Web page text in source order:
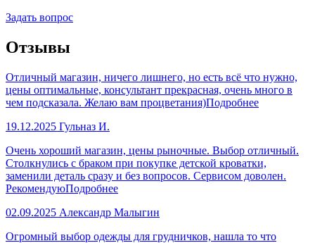
Задать вопрос
Отзывы
Отличный магазин, ничего лишнего, но есть всё что нужно,
цены оптимальные, консультант прекрасная, очень много в
чем подсказала. Желаю вам процветания)Подробнее
19.12.2025 Гульназ И.
Очень хороший магазин, цены рыночные. Выбор отличный.
Столкнулись с браком при покупке детской кроватки,
заменили деталь сразу и без вопросов. Сервисом доволен.
РекомендуюПодробнее
02.09.2025 Александр Малыгин
Огромный выбор одежды для грудничков, нашла то что